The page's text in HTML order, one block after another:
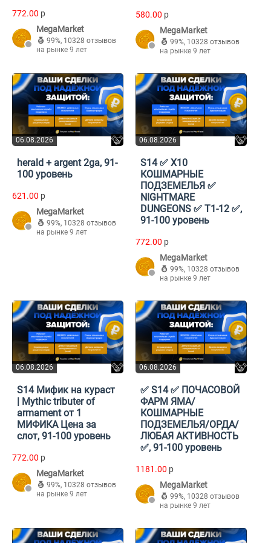
772.00 p
MegaMarket
99%, 10328 отзывов
на рынке 9 лет
580.00 p
MegaMarket
99%, 10328 отзывов
на рынке 9 лет
06.08.2026
herald + argent 2ga, 91-
100 уровень
621.00 p
MegaMarket
99%, 10328 отзывов
на рынке 9 лет
06.08.2026
S14 ✅ X10
КОШМАРНЫЕ
ПОДЗЕМЕЛЬЯ ✅
NIGHTMARE
DUNGEONS ✅ T1-12 ✅,
91-100 уровень
772.00 p
MegaMarket
99%, 10328 отзывов
на рынке 9 лет
06.08.2026
S14 Мифик на кураст
| Mythic tributer of
armament от 1
МИФИКА Цена за
слот, 91-100 уровень
772.00 p
MegaMarket
99%, 10328 отзывов
на рынке 9 лет
06.08.2026
✅ S14 ✅ ПОЧАСОВОЙ
ФАРМ ЯМА/
КОШМАРНЫЕ
ПОДЗЕМЕЛЬЯ/ОРДА/
ЛЮБАЯ АКТИВНОСТЬ
✅, 91-100 уровень
1181.00 p
MegaMarket
99%, 10328 отзывов
на рынке 9 лет